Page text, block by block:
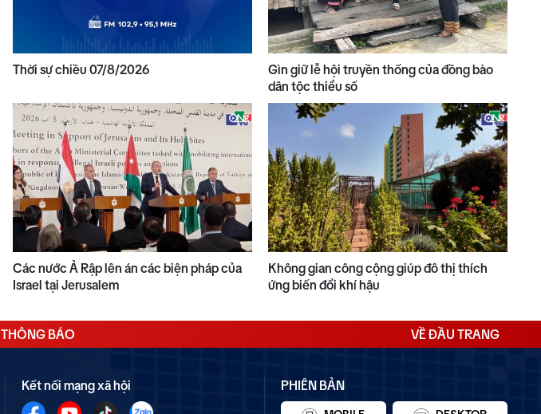
Thời sự chiều 07/8/2026
Gìn giữ lễ hội truyền thống của đồng bào
dân tộc thiểu số
Các nước Ả Rập lên án các biện pháp của
Israel tại Jerusalem
Không gian công cộng giúp đô thị thích
ứng biến đổi khí hậu
THÔNG BÁO VỀ ĐẦU TRANG
Kết nối mạng xã hội PHIÊN BẢN